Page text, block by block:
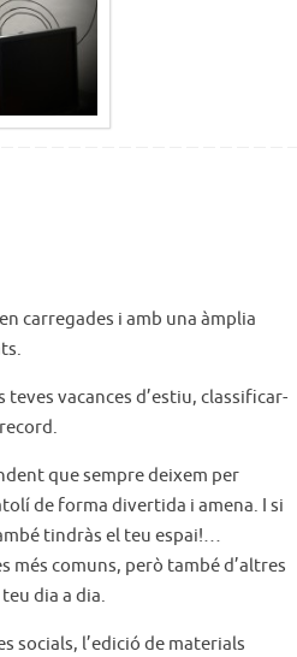
carregades i amb una àmplia
vacances d’estiu, classificar-
que sempre deixem per
de forma divertida i amena. I si
tindràs el teu espai!…
més comuns, però també d’altres
dia a dia.
socials, l’edició de materials